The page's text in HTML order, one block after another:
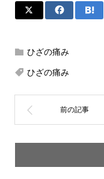
ひざの痛み
ひざの痛み